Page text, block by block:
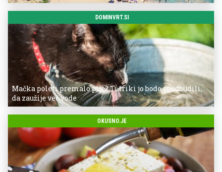
DOMINVRT.SI
Mačka poleti premalo pije? Ti triki jo bodo spodbudili,
da zaužije več vode
OKUSNO.JE